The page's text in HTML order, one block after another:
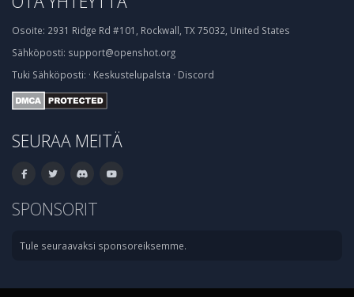
Osoite: 2931 Ridge Rd #101, Rockwall, TX 75032, United States
Sähköposti: support@openshot.org
Tuki Sähköposti: · Keskustelupalsta · Discord
SEURAA MEITÄ
SPONSORIT
Tule seuraavaksi sponsoreiksemme.